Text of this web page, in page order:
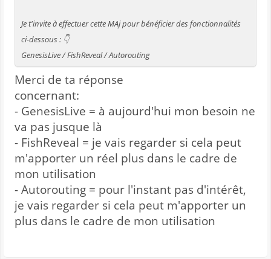
Je t'invite à effectuer cette MAj pour bénéficier des fonctionnalités
ci-dessous : 👇
GenesisLive / FishReveal / Autorouting
Merci de ta réponse
concernant:
- GenesisLive = à aujourd'hui mon besoin ne
va pas jusque là
- FishReveal = je vais regarder si cela peut
m'apporter un réel plus dans le cadre de
mon utilisation
- Autorouting = pour l'instant pas d'intérêt,
je vais regarder si cela peut m'apporter un
plus dans le cadre de mon utilisation